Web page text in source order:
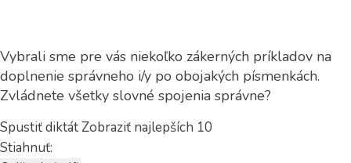
Vybrali sme pre vás niekoľko zákerných príkladov na
doplnenie správneho i/y po obojakých písmenkách.
Zvládnete všetky slovné spojenia správne?
Spustiť diktátZobraziť najlepších 10
Stiahnuť: